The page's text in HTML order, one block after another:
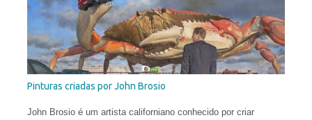
Pinturas criadas por John Brosio
John Brosio é um artista californiano conhecido por criar